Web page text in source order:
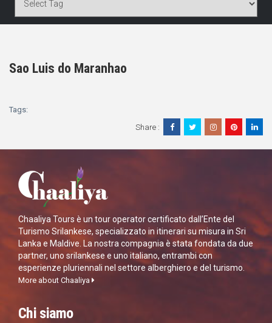
Sao Luis do Maranhao
Tags:
Share :
Chaaliya Tours è un tour operator certificato dall’Ente del
Turismo Srilankese, specializzato in itinerari su misura in Sri
Lanka e Maldive. La nostra compagnia è stata fondata da due
partner, uno srilankese e uno italiano, entrambi con
esperienze pluriennali nel settore alberghiero e del turismo.
More about Chaaliya
Chi siamo